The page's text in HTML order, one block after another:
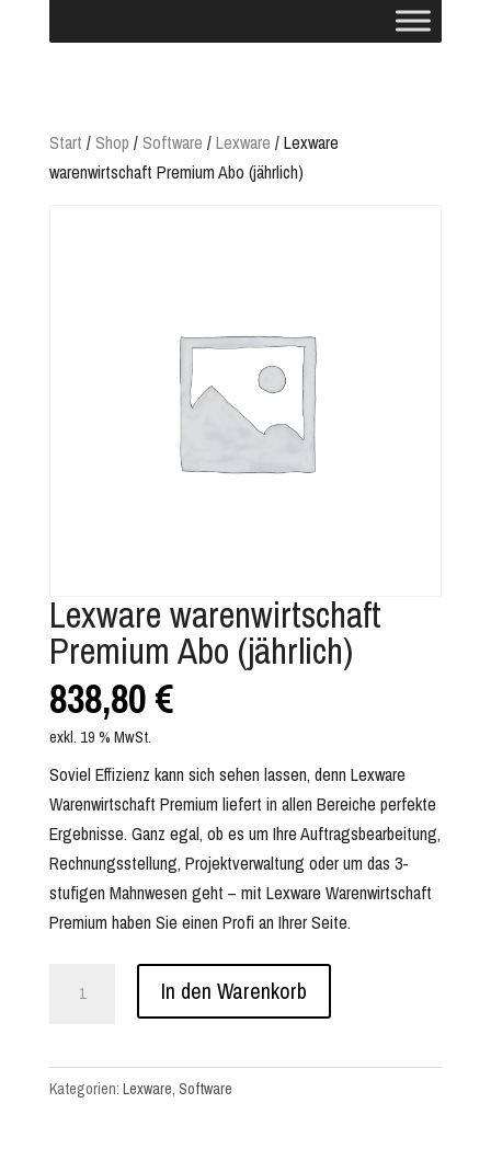
Start /Shop /Software /Lexware / Lexware
warenwirtschaft Premium Abo (jährlich)
Lexware warenwirtschaft
Premium Abo (jährlich)
838,80€
exkl. 19 % MwSt.
Soviel Effizienz kann sich sehen lassen, denn Lexware
Warenwirtschaft Premium liefert in allen Bereiche perfekte
Ergebnisse. Ganz egal, ob es um Ihre Auftragsbearbeitung,
Rechnungsstellung, Projektverwaltung oder um das 3-
stufigen Mahnwesen geht – mit Lexware Warenwirtschaft
Premium haben Sie einen Profi an Ihrer Seite.
warenwirtschaft
Abo
(jährlich)
In den Warenkorb
Kategorien: Lexware, Software